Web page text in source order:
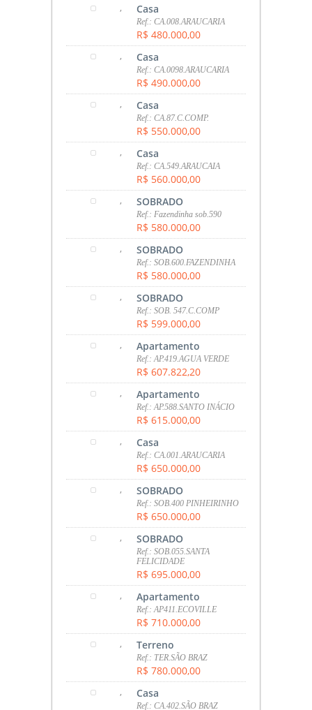
, Casa
Ref.: CA.008.ARAUCARIA
R$ 480.000,00
, Casa
Ref.: CA.0098.ARAUCARIA
R$ 490.000,00
, Casa
Ref.: CA.87.C.COMP.
R$ 550.000,00
, Casa
Ref.: CA.549.ARAUCAIA
R$ 560.000,00
, SOBRADO
Ref.: Fazendinha sob.590
R$ 580.000,00
, SOBRADO
Ref.: SOB.600.FAZENDINHA
R$ 580.000,00
, SOBRADO
Ref.: SOB. 547.C.COMP
R$ 599.000,00
, Apartamento
Ref.: AP.419.AGUA VERDE
R$ 607.822,20
, Apartamento
Ref.: AP.588.SANTO INÁCIO
R$ 615.000,00
, Casa
Ref.: CA.001.ARAUCARIA
R$ 650.000,00
, SOBRADO
Ref.: SOB.400 PINHEIRINHO
R$ 650.000,00
, SOBRADO
Ref.: SOB.055.SANTA
FELICIDADE
R$ 695.000,00
, Apartamento
Ref.: AP411.ECOVILLE
R$ 710.000,00
, Terreno
Ref.: TER.SÃO BRAZ
R$ 780.000,00
, Casa
Ref.: CA.402.SÃO BRAZ